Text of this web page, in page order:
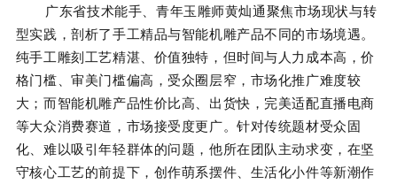
广东省技术能手、青年玉雕师黄灿通聚焦市场现状与转
型实践，剖析了手工精品与智能机雕产品不同的市场境遇。
纯手工雕刻工艺精湛、价值独特，但时间与人力成本高，价
格门槛、审美门槛偏高，受众圈层窄，市场化推广难度较
大；而智能机雕产品性价比高、出货快，完美适配直播电商
等大众消费赛道，市场接受度更广。针对传统题材受众固
化、难以吸引年轻群体的问题，他所在团队主动求变，在坚
守核心工艺的前提下，创作萌系摆件、生活化小件等新潮作